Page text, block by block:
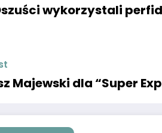
wykorzystali
Majewski dla “Super